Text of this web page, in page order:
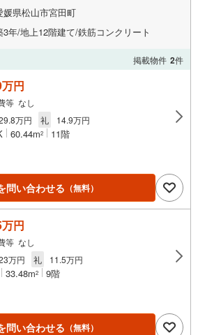
媛県松山市宮田町
3年/地上12階建て/鉄筋コンクリート
掲載物件 2件
円
等 なし
万円 礼 14.9万円
60.44m2 11階
問い合わせる （無料）
円
等 なし
万円 礼 11.5万円
33.48m2 9階
問い合わせる （無料）